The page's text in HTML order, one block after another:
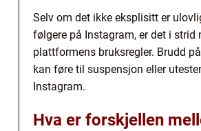
Selv om det ikke eksplisitt er
følgere på Instagram, er det i strid
plattformens bruksregler. Brudd
kan føre til suspensjon eller
Instagram.
Hva er forskjellen